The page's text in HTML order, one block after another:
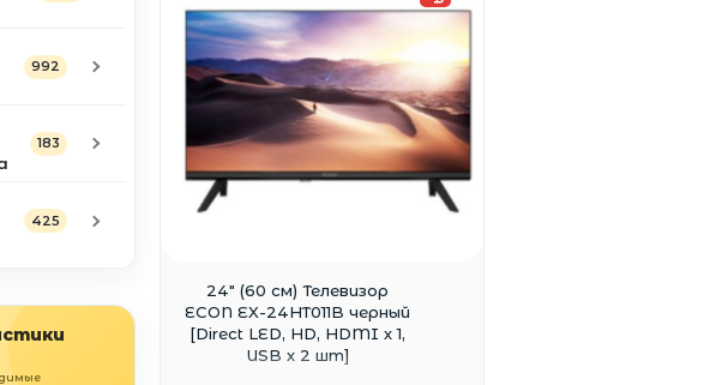
992
183
425
24" (60 см) Телевизор
ECON EX-24HT011B черный
[Direct LED, HD, HDMI х 1,
USB х 2 шт]